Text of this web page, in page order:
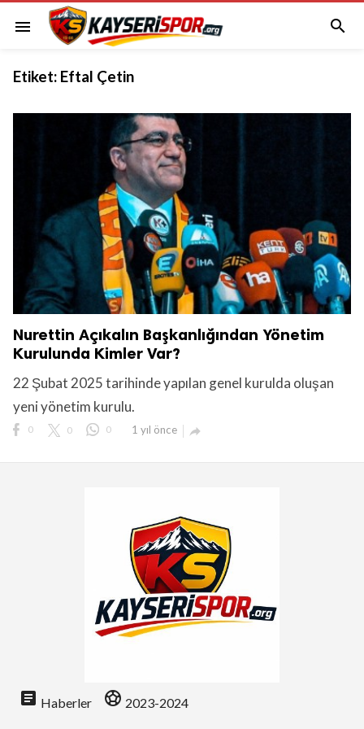
menu 
Etiket: Eftal Çetin
Nurettin Açıkalın Başkanlığından Yönetim
Kurulunda Kimler Var?
22 Şubat 2025 tarihinde yapılan genel kurulda oluşan
yeni yönetim kurulu.
0 0 0 1 yıl önce 
article Haberler sports_soccer 2023-2024